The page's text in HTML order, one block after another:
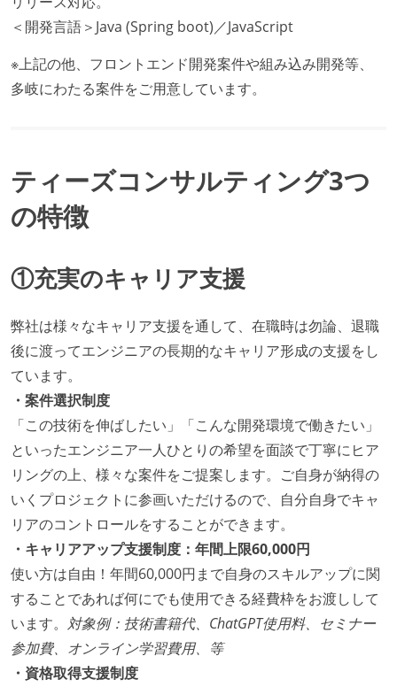
＜開発言語＞Java (Spring boot)／JavaScript
※上記の他、フロントエンド開発案件や組み込み開発等、
多岐にわたる案件をご用意しています。
ティーズコンサルティング3つ
の特徴
①充実のキャリア支援
弊社は様々なキャリア支援を通して、在職時は勿論、退職
後に渡ってエンジニアの長期的なキャリア形成の支援をし
ています。
・案件選択制度
「この技術を伸ばしたい」「こんな開発環境で働きたい」
といったエンジニア一人ひとりの希望を面談で丁寧にヒア
リングの上、様々な案件をご提案します。ご自身が納得の
いくプロジェクトに参画いただけるので、自分自身でキャ
リアのコントロールをすることができます。
・キャリアアップ支援制度：年間上限60,000円
使い方は自由！年間60,000円まで自身のスキルアップに関
することであれば何にでも使用できる経費枠をお渡しして
います。 対象例：技術書籍代、ChatGPT使用料、セミナー
参加費、オンライン学習費用、等
・資格取得支援制度